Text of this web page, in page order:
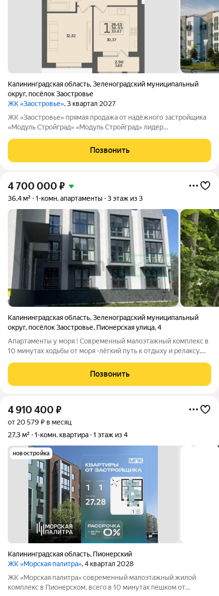
Калининградская область,Зеленоградский муниципальный
округ, посёлок Заостровье
ЖК «Заостровье», 3 квартал 2027
ЖK «Заостровье» прямая продажа от надёжного застройщика
«Мoдуль Стpoйгpaд» «Модуль Стройград» лидер
самых надёжных компаний России (ЕРЗ). Создаём уютные
пространства для тысяч семей. ЖК
Позвонить
4 700 000 ₽
36,4 м² 1-комн. апартаменты 3 этаж из 3
Калининградская область,Зеленоградский муниципальный
округ, посёлок Заостровье, Пионерская улица,4
Апартаменты у моря ! Современный малоэтажный комплекс в
10 минутах ходьбы от моря -лёгкий путь к отдыху и релаксу,
Пионерский. ул. Пионерская , пос. Заостровье. Гармония
престижа, комфорта и
Позвонить
4 910 400 ₽
от 20 579 ₽ в месяц
27,3 м²
1-комн. квартира 1 этаж из 4
новостройка
Калининградская область, Пионерский
ЖК «Морская палитра», 4 квартал 2028
ЖК «Морская палитра» современный малоэтажный жилой
комплекс в Пионерском, всего в 10 минутах пешком от